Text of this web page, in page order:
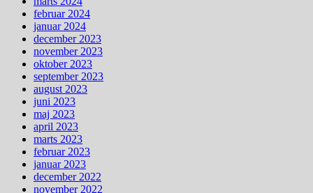
februar 2024
januar 2024
december 2023
november 2023
oktober 2023
september 2023
august 2023
juni 2023
maj 2023
april 2023
marts 2023
februar 2023
januar 2023
december 2022
november 2022